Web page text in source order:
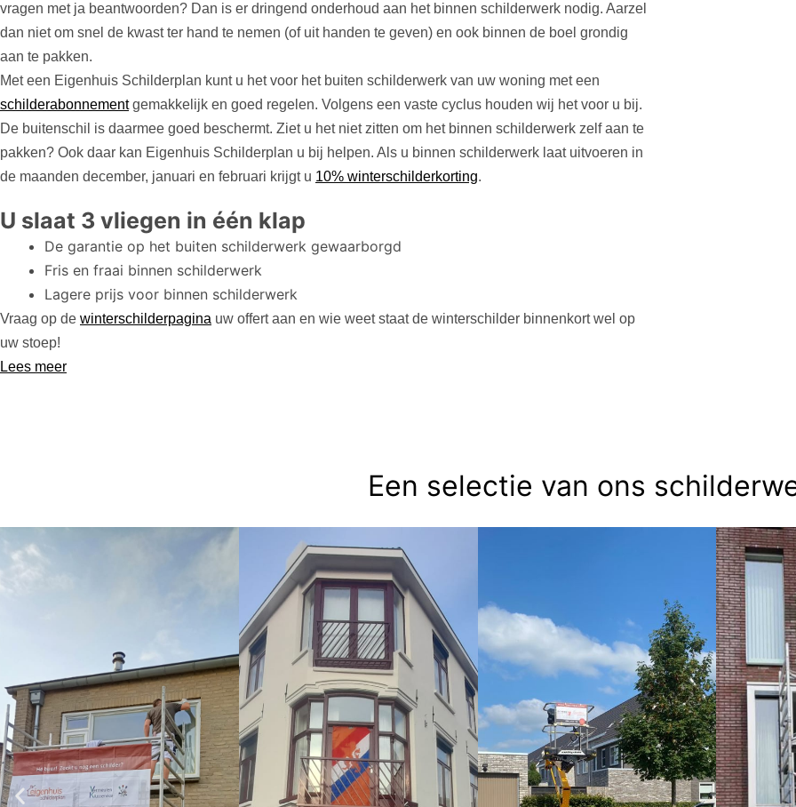
vragen met ja beantwoorden? Dan is er dringend onderhoud aan het binnen schilderwerk nodig. Aarzel
dan niet om snel de kwast ter hand te nemen (of uit handen te geven) en ook binnen de boel grondig
aan te pakken.
Met een Eigenhuis Schilderplan kunt u het voor het buiten schilderwerk van uw woning met een
schilderabonnementgemakkelijk en goed regelen. Volgens een vaste cyclus houden wij het voor u bij.
De buitenschil is daarmee goed beschermt. Ziet u het niet zitten om het binnen schilderwerk zelf aan te
pakken? Ook daar kan Eigenhuis Schilderplan u bij helpen. Als u binnen schilderwerk laat uitvoeren in
de maanden december, januari en februari krijgt u 10% winterschilderkorting.
U slaat 3 vliegen in één klap
De garantie op het buiten schilderwerk gewaarborgd
Fris en fraai binnen schilderwerk
Lagere prijs voor binnen schilderwerk
Vraag op de winterschilderpagina uw offert aan en wie weet staat de winterschilder binnenkort wel op
uw stoep!
Lees meer
Een selectie van ons